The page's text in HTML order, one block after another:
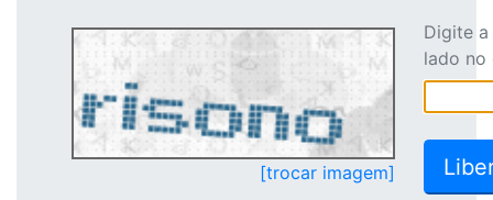
[trocar imagem]
Digite
lado no